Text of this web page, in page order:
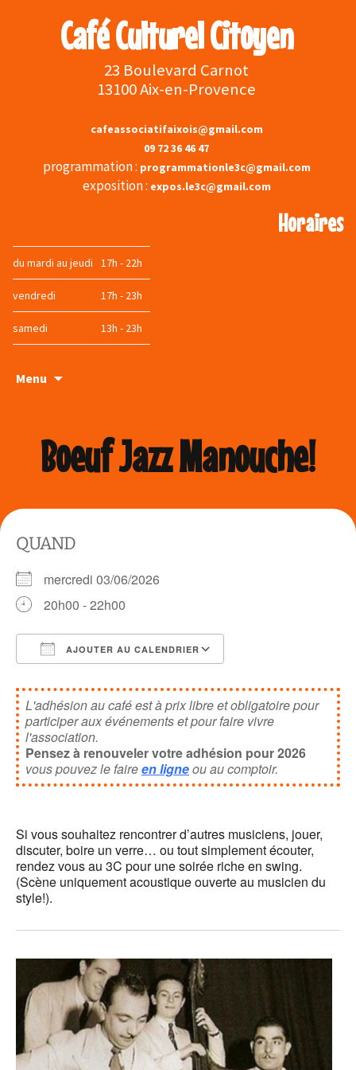
Café Culturel Citoyen
23 Boulevard Carnot
13100 Aix-en-Provence
cafeassociatifaixois@gmail.com
09 72 36 46 47
programmation : programmationle3c@gmail.com
exposition : expos.le3c@gmail.com
Horaires
du mardi au jeudi 17h - 22h
vendredi 17h - 23h
samedi 13h - 23h
Menu
Boeuf Jazz Manouche!
QUAND
mercredi 03/06/2026
20h00 - 22h00
AJOUTER AU CALENDRIER
L'adhésion au café est à prix libre et obligatoire pour
participer aux événements et pour faire vivre
l'association.
Pensez à renouveler votre adhésion pour 2026
vous pouvez le faireen ligneou au comptoir.
Si vous souhaitez rencontrer d’autres musiciens, jouer,
discuter, boire un verre… ou tout simplement écouter,
rendez vous au 3C pour une soirée riche en swing.
(Scène uniquement acoustique ouverte au musicien du
style!).